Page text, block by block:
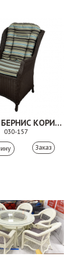
КРЕСЛО БЕРНИС КОРИЧНЕВОЕ
030-157
Заказ